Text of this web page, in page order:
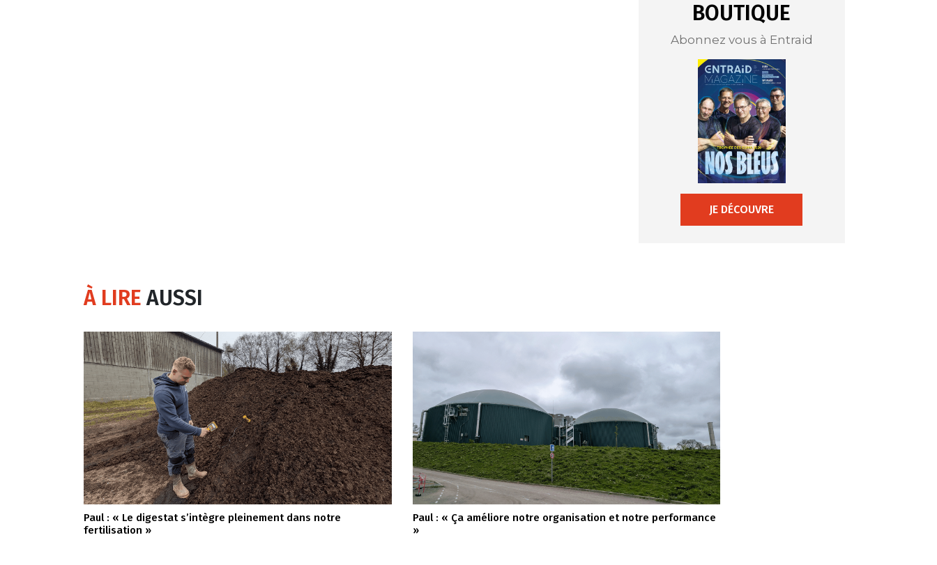
BOUTIQUE
Abonnez vous à Entraid
JE DÉCOUVRE
À LIREAUSSI
Paul : « Le digestat s’intègre pleinement dans notre
fertilisation »
Paul : « Ça améliore notre organisation et notre performance
»